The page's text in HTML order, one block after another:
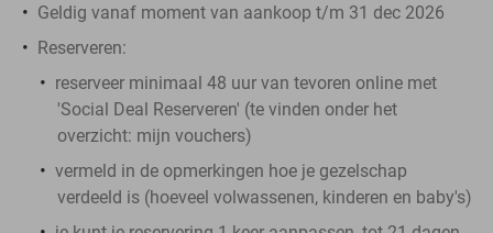
Geldig vanaf moment van aankoop t/m 31 dec 2026
Reserveren:
reserveer minimaal 48 uur van tevoren online met
'Social Deal Reserveren' (te vinden onder het
overzicht: mijn vouchers)
vermeld in de opmerkingen hoe je gezelschap
verdeeld is (hoeveel volwassenen, kinderen en baby's)